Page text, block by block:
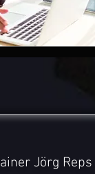
Jörg Reps